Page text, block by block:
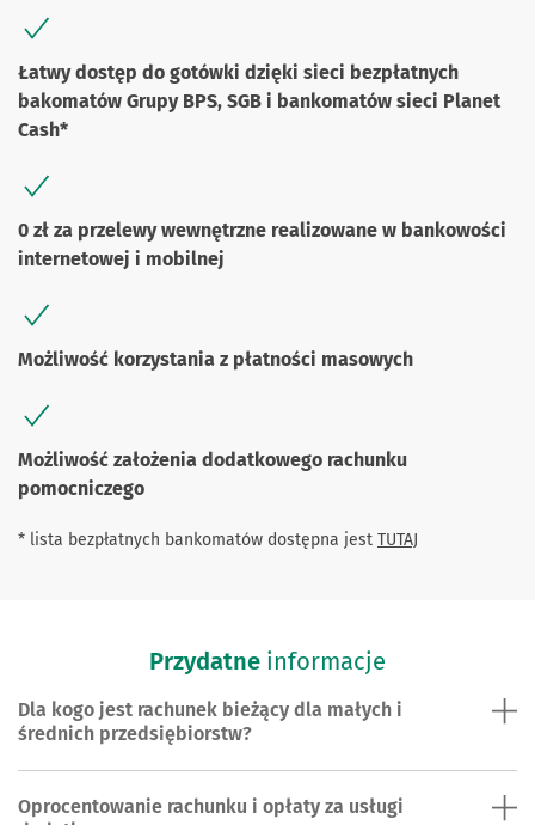
Łatwy dostęp do gotówki dzięki sieci bezpłatnych
bakomatów Grupy BPS, SGB i bankomatów sieci Planet
Cash*
0 zł za przelewy wewnętrzne realizowane w bankowości
internetowej i mobilnej
Możliwość korzystania z płatności masowych
Możliwość założenia dodatkowego rachunku
pomocniczego
* lista bezpłatnych bankomatów dostępna jest TUTAJ
Przydatne informacje
Dla kogo jest rachunek bieżący dla małych i
średnich przedsiębiorstw?
Oprocentowanie rachunku i opłaty za usługi